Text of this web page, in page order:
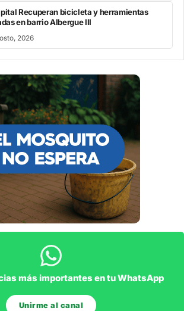
Recuperan bicicleta y herramientas
en barrio Albergue III
2026
más importantes en tu WhatsApp
Unirme al canal